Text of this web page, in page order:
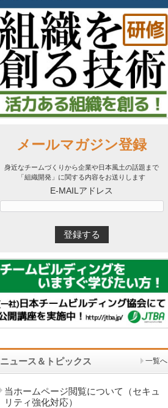
メールマガジン登録
身近なチームづくりから企業や日本風土の話題まで
「組織開発」に関する内容をお送りします
E-MAILアドレス
ニュース＆トピックス 一覧へ
当ホームページ閲覧について（セキュ
リティ強化対応）